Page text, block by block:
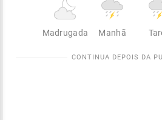
Madrugada Manhã